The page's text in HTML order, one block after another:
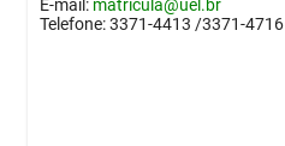
E-mail: matricula@uel.br
Telefone: 3371-4413 /3371-4716